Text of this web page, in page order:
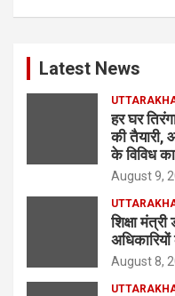
Latest News
हर घर
की
के विविध
August 9,
शिक्षा
August 8,